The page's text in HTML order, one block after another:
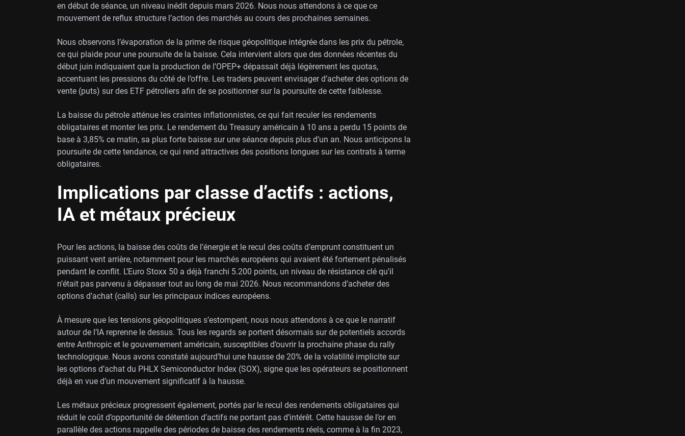
en début de séance, un niveau inédit depuis mars 2026. Nous nous attendons à ce que ce
mouvement de reflux structure l’action des marchés au cours des prochaines semaines.
Nous observons l’évaporation de la prime de risque géopolitique intégrée dans les prix du pétrole,
ce qui plaide pour une poursuite de la baisse. Cela intervient alors que des données récentes du
début juin indiquaient que la production de l’OPEP+ dépassait déjà légèrement les quotas,
accentuant les pressions du côté de l’offre. Les traders peuvent envisager d’acheter des options de
vente (puts) sur des ETF pétroliers afin de se positionner sur la poursuite de cette faiblesse.
La baisse du pétrole atténue les craintes inflationnistes, ce qui fait reculer les rendements
obligataires et monter les prix. Le rendement du Treasury américain à 10 ans a perdu 15 points de
base à 3,85% ce matin, sa plus forte baisse sur une séance depuis plus d’un an. Nous anticipons la
poursuite de cette tendance, ce qui rend attractives des positions longues sur les contrats à terme
obligataires.
Implications par classe d’actifs : actions,
IA et métaux précieux
Pour les actions, la baisse des coûts de l’énergie et le recul des coûts d’emprunt constituent un
puissant vent arrière, notamment pour les marchés européens qui avaient été fortement pénalisés
pendant le conflit. L’Euro Stoxx 50 a déjà franchi 5.200 points, un niveau de résistance clé qu’il
n’était pas parvenu à dépasser tout au long de mai 2026. Nous recommandons d’acheter des
options d’achat (calls) sur les principaux indices européens.
À mesure que les tensions géopolitiques s’estompent, nous nous attendons à ce que le narratif
autour de l’IA reprenne le dessus. Tous les regards se portent désormais sur de potentiels accords
entre Anthropic et le gouvernement américain, susceptibles d’ouvrir la prochaine phase du rally
technologique. Nous avons constaté aujourd’hui une hausse de 20% de la volatilité implicite sur
les options d’achat du PHLX Semiconductor Index (SOX), signe que les opérateurs se positionnent
déjà en vue d’un mouvement significatif à la hausse.
Les métaux précieux progressent également, portés par le recul des rendements obligataires qui
réduit le coût d’opportunité de détention d’actifs ne portant pas d’intérêt. Cette hausse de l’or en
parallèle des actions rappelle des périodes de baisse des rendements réels, comme à la fin 2023,